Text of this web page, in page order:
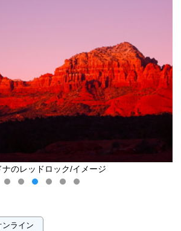
ナのレッドロック/イメージ
ンライン